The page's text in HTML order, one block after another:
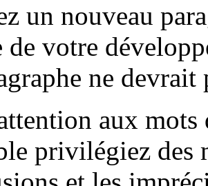
un nouveau
de votre
ne
aux
privilégiez des